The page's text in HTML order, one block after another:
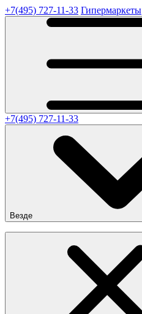
+7(495) 727-11-33 Гипермаркеты
+7(495) 727-11-33
Везде